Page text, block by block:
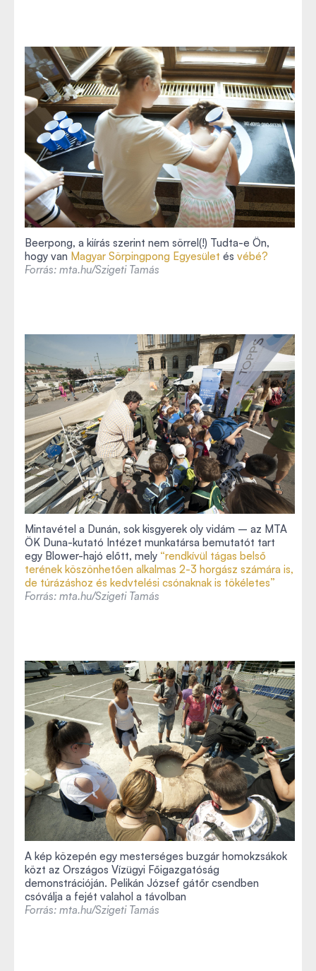
Beerpong, a kiírás szerint nem sörrel(!) Tudta-e Ön,
hogy van Magyar Sörpingpong Egyesület és vébé?
Forrás: mta.hu/Szigeti Tamás
Mintavétel a Dunán, sok kisgyerek oly vidám – az MTA
ÖK Duna-kutató Intézet munkatársa bemutatót tart
egy Blower-hajó előtt, mely “rendkívül tágas belső
terének köszönhetően alkalmas 2-3 horgász számára is,
de túrázáshoz és kedvtelési csónaknak is tökéletes”
Forrás: mta.hu/Szigeti Tamás
A kép közepén egy mesterséges buzgár homokzsákok
közt az Országos Vízügyi Főigazgatóság
demonstrációján. Pelikán József gátőr csendben
csóválja a fejét valahol a távolban
Forrás: mta.hu/Szigeti Tamás